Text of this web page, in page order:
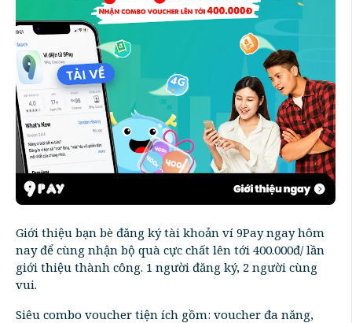
Giới thiệu bạn bè đăng ký tài khoản ví 9Pay ngay hôm
nay để cùng nhận bộ quà cực chất lên tới 400.000đ/ lần
giới thiệu thành công. 1 người đăng ký, 2 người cùng
vui.
Siêu combo voucher tiện ích gồm: voucher đa năng,